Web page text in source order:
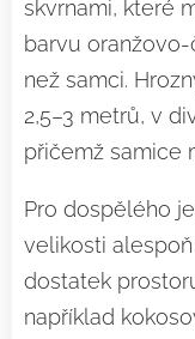
skvrnami, které
barvu
než samci.
2,5–3 metrů, v
přičemž samice
Pro dospělého
velikosti alespoň
dostatek
například